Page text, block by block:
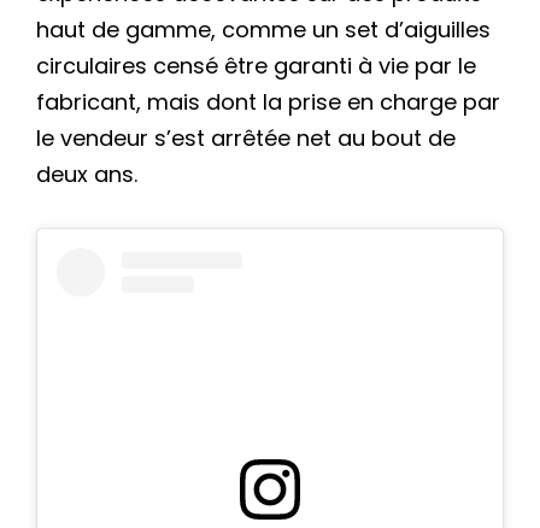
haut de gamme, comme un set d’aiguilles
circulaires censé être garanti à vie par le
fabricant, mais dont la prise en charge par
le vendeur s’est arrêtée net au bout de
deux ans.